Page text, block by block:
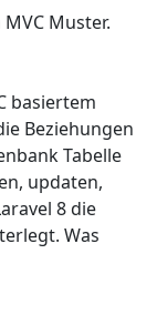
Muster.
basiertem
Beziehungen
Tabelle
updaten,
8 die
Was